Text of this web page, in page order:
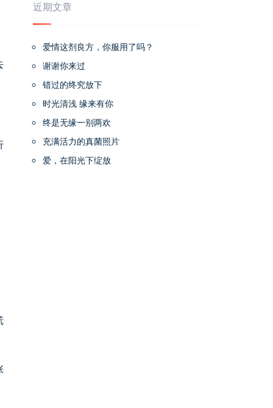
近期文章
爱情这剂良方，你服用了吗？
谢谢你来过
错过的终究放下
时光清浅 缘来有你
终是无缘一别两欢
充满活力的真菌照片
爱，在阳光下绽放